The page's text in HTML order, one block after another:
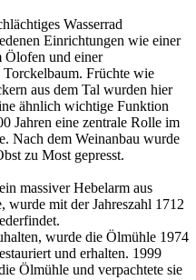
Wasserrad
Einrichtungen wie einer
Ölofen und einer
Torckelbaum. Früchte wie
aus dem Tal wurden hier
ähnlich wichtige Funktion
Jahren eine zentrale Rolle im
Nach dem Weinanbau wurde
zu Most gepresst.
massiver Hebelarm aus
mit der Jahreszahl 1712
wurde die Ölmühle 1974
und erhalten. 1999
Ölmühle und verpachtete sie